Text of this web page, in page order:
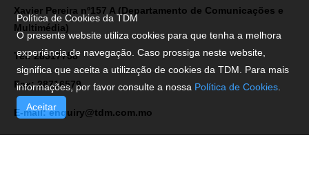
Xavier Pereira nº157 A (Departamento de Comunicações e
Multimédia)
Tel: 28517758
Fax: 28716579
E-mail:enquiry@tdm.com.mo
Política de Cookies da TDM
O presente website utiliza cookies para que tenha a melhora
experiência de navegação. Caso prossiga neste website,
significa que aceita a utilização de cookies da TDM. Para mais
informações, por favor consulte a nossa Política de Cookies
Aceitar